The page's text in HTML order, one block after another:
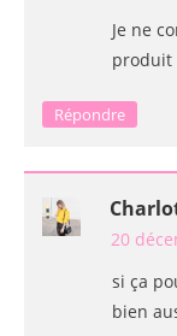
Je ne
produit
Répondre
20
si ça
bien